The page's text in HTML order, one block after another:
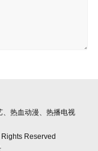
、热血动漫、热播电视
Reserved